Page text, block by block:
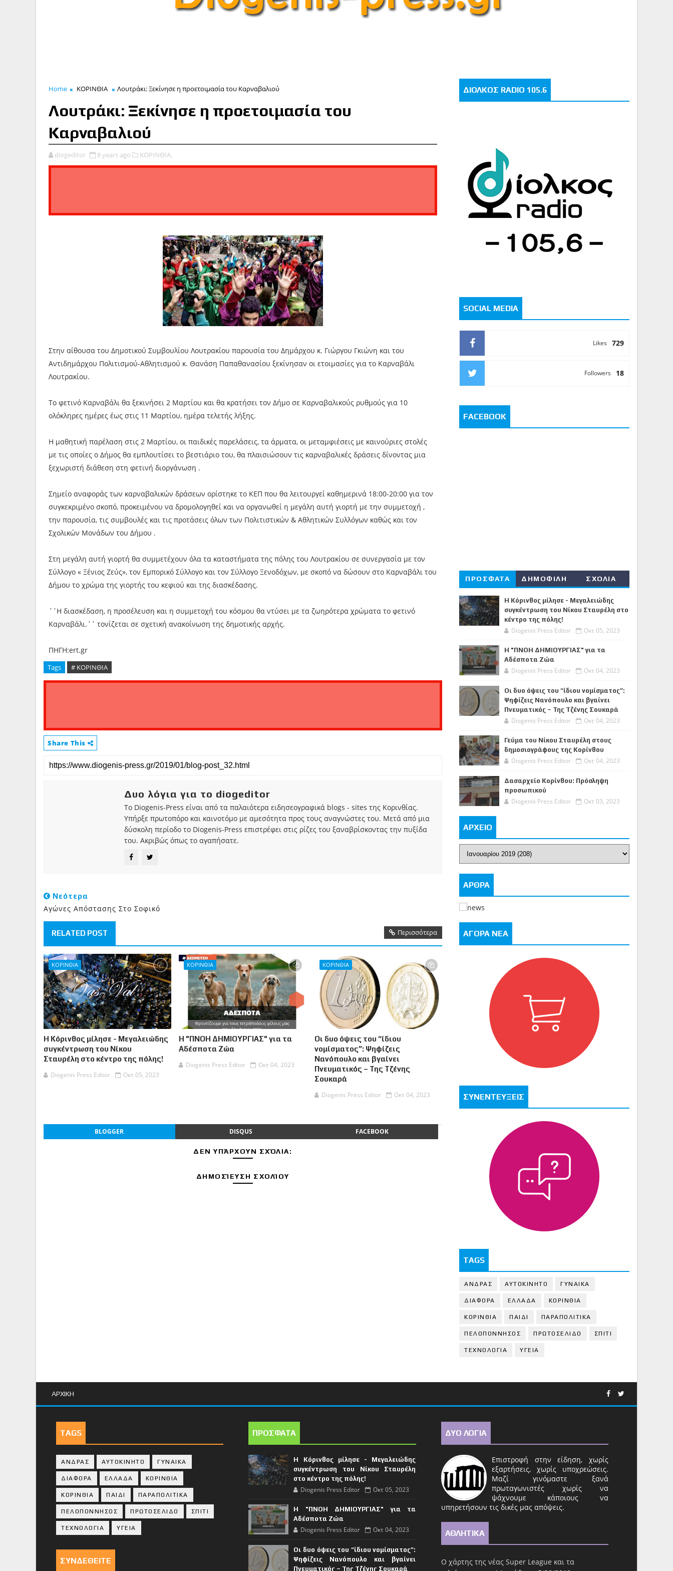
Home ΚΟΡΙΝΘΙΑ Λουτράκι: Ξεκίνησε η προετοιμασία του Καρναβαλιού
Λουτράκι: Ξεκίνησε η προετοιμασία του
Καρναβαλιού
diogeditor 8 years ago ΚΟΡΙΝΘΙΑ,
Στην αίθουσα του Δημοτικού Συμβουλίου Λουτρακίου παρουσία του Δημάρχου κ. Γιώργου Γκιώνη και του
Αντιδημάρχου Πολιτισμού-Αθλητισμού κ. Θανάση Παπαθανασίου ξεκίνησαν οι ετοιμασίες για το Καρναβάλι
Λουτρακίου.
Το φετινό Καρναβάλι θα ξεκινήσει 2 Μαρτίου και θα κρατήσει τον Δήμο σε Καρναβαλικούς ρυθμούς για 10
ολόκληρες ημέρες έως στις 11 Μαρτίου, ημέρα τελετής λήξης.
Η μαθητική παρέλαση στις 2 Μαρτίου, οι παιδικές παρελάσεις, τα άρματα, οι μεταμφιέσεις με καινούριες στολές
με τις οποίες ο Δήμος θα εμπλουτίσει το βεστιάριο του, θα πλαισιώσουν τις καρναβαλικές δράσεις δίνοντας μια
ξεχωριστή διάθεση στη φετινή διοργάνωση .
Σημείο αναφοράς των καρναβαλικών δράσεων ορίστηκε το ΚΕΠ που θα λειτουργεί καθημερινά 18:00-20:00 για τον
συγκεκριμένο σκοπό, προκειμένου να δρομολογηθεί και να οργανωθεί η μεγάλη αυτή γιορτή με την συμμετοχή ,
την παρουσία, τις συμβουλές και τις προτάσεις όλων των Πολιτιστικών & Αθλητικών Συλλόγων καθώς και τον
Σχολικών Μονάδων του Δήμου .
Στη μεγάλη αυτή γιορτή θα συμμετέχουν όλα τα καταστήματα της πόλης του Λουτρακίου σε συνεργασία με τον
Σύλλογο « Ξένιος Ζεύς», τον Εμπορικό Σύλλογο και τον Σύλλογο Ξενοδόχων, με σκοπό να δώσουν στο Καρναβάλι του
Δήμου το χρώμα της γιορτής του κεφιού και της διασκέδασης.
΄΄Η διασκέδαση, η προσέλευση και η συμμετοχή του κόσμου θα ντύσει με τα ζωηρότερα χρώματα το φετινό
Καρναβάλι.΄΄ τονίζεται σε σχετική ανακοίνωση της δημοτικής αρχής.
ΠΗΓΗ:ert.gr
Tags # ΚΟΡΙΝΘΙΑ
Share This
Δυο λόγια για το diogeditor
Το Diogenis-Press είναι από τα παλαιότερα ειδησεογραφικά blogs - sites της Κορινθίας.
Υπήρξε πρωτοπόρο και καινοτόμο με αμεσότητα προς τους αναγνώστες του. Μετά από μια
δύσκολη περίοδο το Diogenis-Press επιστρέφει στις ρίζες του ξαναβρίσκοντας την πυξίδα
του. Ακριβώς όπως το αγαπήσατε.
Νεότερα
Αγώνες Απόστασης Στο Σοφικό
RELATED POST Περισσότερα
ΚΟΡΙΝΘΙΑ
Η Κόρινθος μίλησε - Μεγαλειώδης
συγκέντρωση του Νίκου
Σταυρέλη στο κέντρο της πόλης!
Diogenis Press Editor
Οκτ 05, 2023
ΚΟΡΙΝΘΙΑ
Η "ΠΝΟΗ ΔΗΜΙΟΥΡΓΙΑΣ" για τα
Αδέσποτα Ζώα
Diogenis Press Editor
Οκτ 04, 2023
ΚΟΡΙΝΘΙΑ
Οι δυο όψεις του “ίδιου
νομίσματος”: Ψηφίζεις
Νανόπουλο και βγαίνει
Πνευματικός – Της Τζένης
Σουκαρά
Diogenis Press Editor
Οκτ 04, 2023
BLOGGER DISQUS FACEBOOK
ΔΕΝ ΥΠΆΡΧΟΥΝ ΣΧΌΛΙΑ:
ΔΗΜΟΣΊΕΥΣΗ ΣΧΟΛΊΟΥ
ΔΙΟΛΚΟΣ RADIO 105.6
SOCIAL MEDIA
729
Likes
18
Followers
FACEBOOK
ΠΡΟΣΦΑΤΑ ΔΗΜΟΦΙΛΗ ΣΧΟΛΙΑ
Η Κόρινθος μίλησε - Μεγαλειώδης
συγκέντρωση του Νίκου Σταυρέλη στο
κέντρο της πόλης!
Diogenis Press Editor Οκτ 05, 2023
Η "ΠΝΟΗ ΔΗΜΙΟΥΡΓΙΑΣ" για τα
Αδέσποτα Ζώα
Diogenis Press Editor Οκτ 04, 2023
Οι δυο όψεις του “ίδιου νομίσματος”:
Ψηφίζεις Νανόπουλο και βγαίνει
Πνευματικός – Της Τζένης Σουκαρά
Diogenis Press Editor Οκτ 04, 2023
Γεύμα του Νίκου Σταυρέλη στους
δημοσιογράφους της Κορίνθου
Diogenis Press Editor Οκτ 04, 2023
Δασαρχείο Κορίνθου: Πρόσληψη
προσωπικού
Diogenis Press Editor Οκτ 03, 2023
ΑΡΧΕΙΟ
ΑΡΘΡΑ
ΑΓΟΡΑ ΝΕΑ
ΣΥΝΕΝΤΕΥΞΕΙΣ
TAGS
ΑΝΔΡΑΣ ΑΥΤΟΚΙΝΗΤΟ ΓΥΝΑΙΚΑ
ΔΙΑΦΟΡΑ ΕΛΛΑΔΑ ΚΟΡΙΝΘΙΑ
ΚΟΡΙΝΘΙA ΠΑΙΔΙ ΠΑΡΑΠΟΛΙΤΙΚΑ
ΠΕΛΟΠΟΝΝΗΣΟΣ ΠΡΩΤΟΣΕΛΙΔΟ ΣΠΙΤΙ
ΤΕΧΝΟΛΟΓΙΑ ΥΓΕΙΑ
ΑΡΧΙΚΗ
TAGS
ΑΝΔΡΑΣ ΑΥΤΟΚΙΝΗΤΟ ΓΥΝΑΙΚΑ
ΔΙΑΦΟΡΑ ΕΛΛΑΔΑ ΚΟΡΙΝΘΙΑ
ΚΟΡΙΝΘΙA ΠΑΙΔΙ ΠΑΡΑΠΟΛΙΤΙΚΑ
ΠΕΛΟΠΟΝΝΗΣΟΣ ΠΡΩΤΟΣΕΛΙΔΟ ΣΠΙΤΙ
ΤΕΧΝΟΛΟΓΙΑ ΥΓΕΙΑ
ΣΥΝΔΕΘΕΙΤΕ
ΠΡΟΣΦΑΤΑ
Η Κόρινθος μίλησε - Μεγαλειώδης
συγκέντρωση του Νίκου Σταυρέλη
στο κέντρο της πόλης!
Diogenis Press Editor Οκτ 05, 2023
Η "ΠΝΟΗ ΔΗΜΙΟΥΡΓΙΑΣ" για τα
Αδέσποτα Ζώα
Diogenis Press Editor Οκτ 04, 2023
Οι δυο όψεις του “ίδιου νομίσματος”:
Ψηφίζεις Νανόπουλο και βγαίνει
Πνευματικός – Της Τζένης Σουκαρά
ΔΥΟ ΛΟΓΙΑ
Επιστροφή στην είδηση, χωρίς
εξαρτήσεις, χωρίς υποχρεώσεις.
Μαζί γινόμαστε ξανά
πρωταγωνιστές χωρίς να
ψάχνουμε κάποιους να
υπηρετήσουν τις δικές μας απόψεις.
ΑΘΛΗΤΙΚΑ
Ο χάρτης της νέας Super League και τα